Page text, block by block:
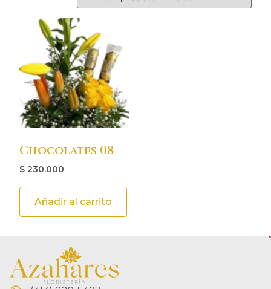
Chocolates 08
$ 230.000
Añadir al carrito